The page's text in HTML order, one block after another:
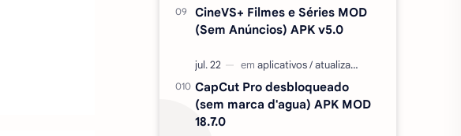
CineVS+ Filmes e Séries MOD
(Sem Anúncios) APK v5.0
CapCut Pro desbloqueado
(sem marca d'agua) APK MOD
18.7.0